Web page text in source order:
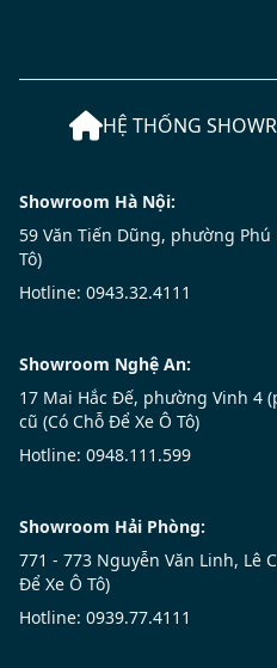
HỆ THỐNG
Showroom Hà Nội:
59 Văn Tiến Dũng, phường Phú
Tô)
Hotline: 0943.32.4111
Showroom Nghệ An:
17 Mai Hắc Đế, phường Vinh 4
cũ (Có Chỗ Để Xe Ô Tô)
Hotline: 0948.111.599
Showroom Hải Phòng:
771 - 773 Nguyễn Văn Linh, Lê
Để Xe Ô Tô)
Hotline: 0939.77.4111